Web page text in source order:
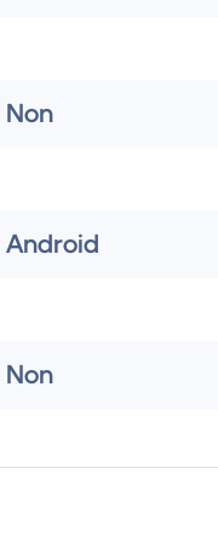
Non
Android
Non